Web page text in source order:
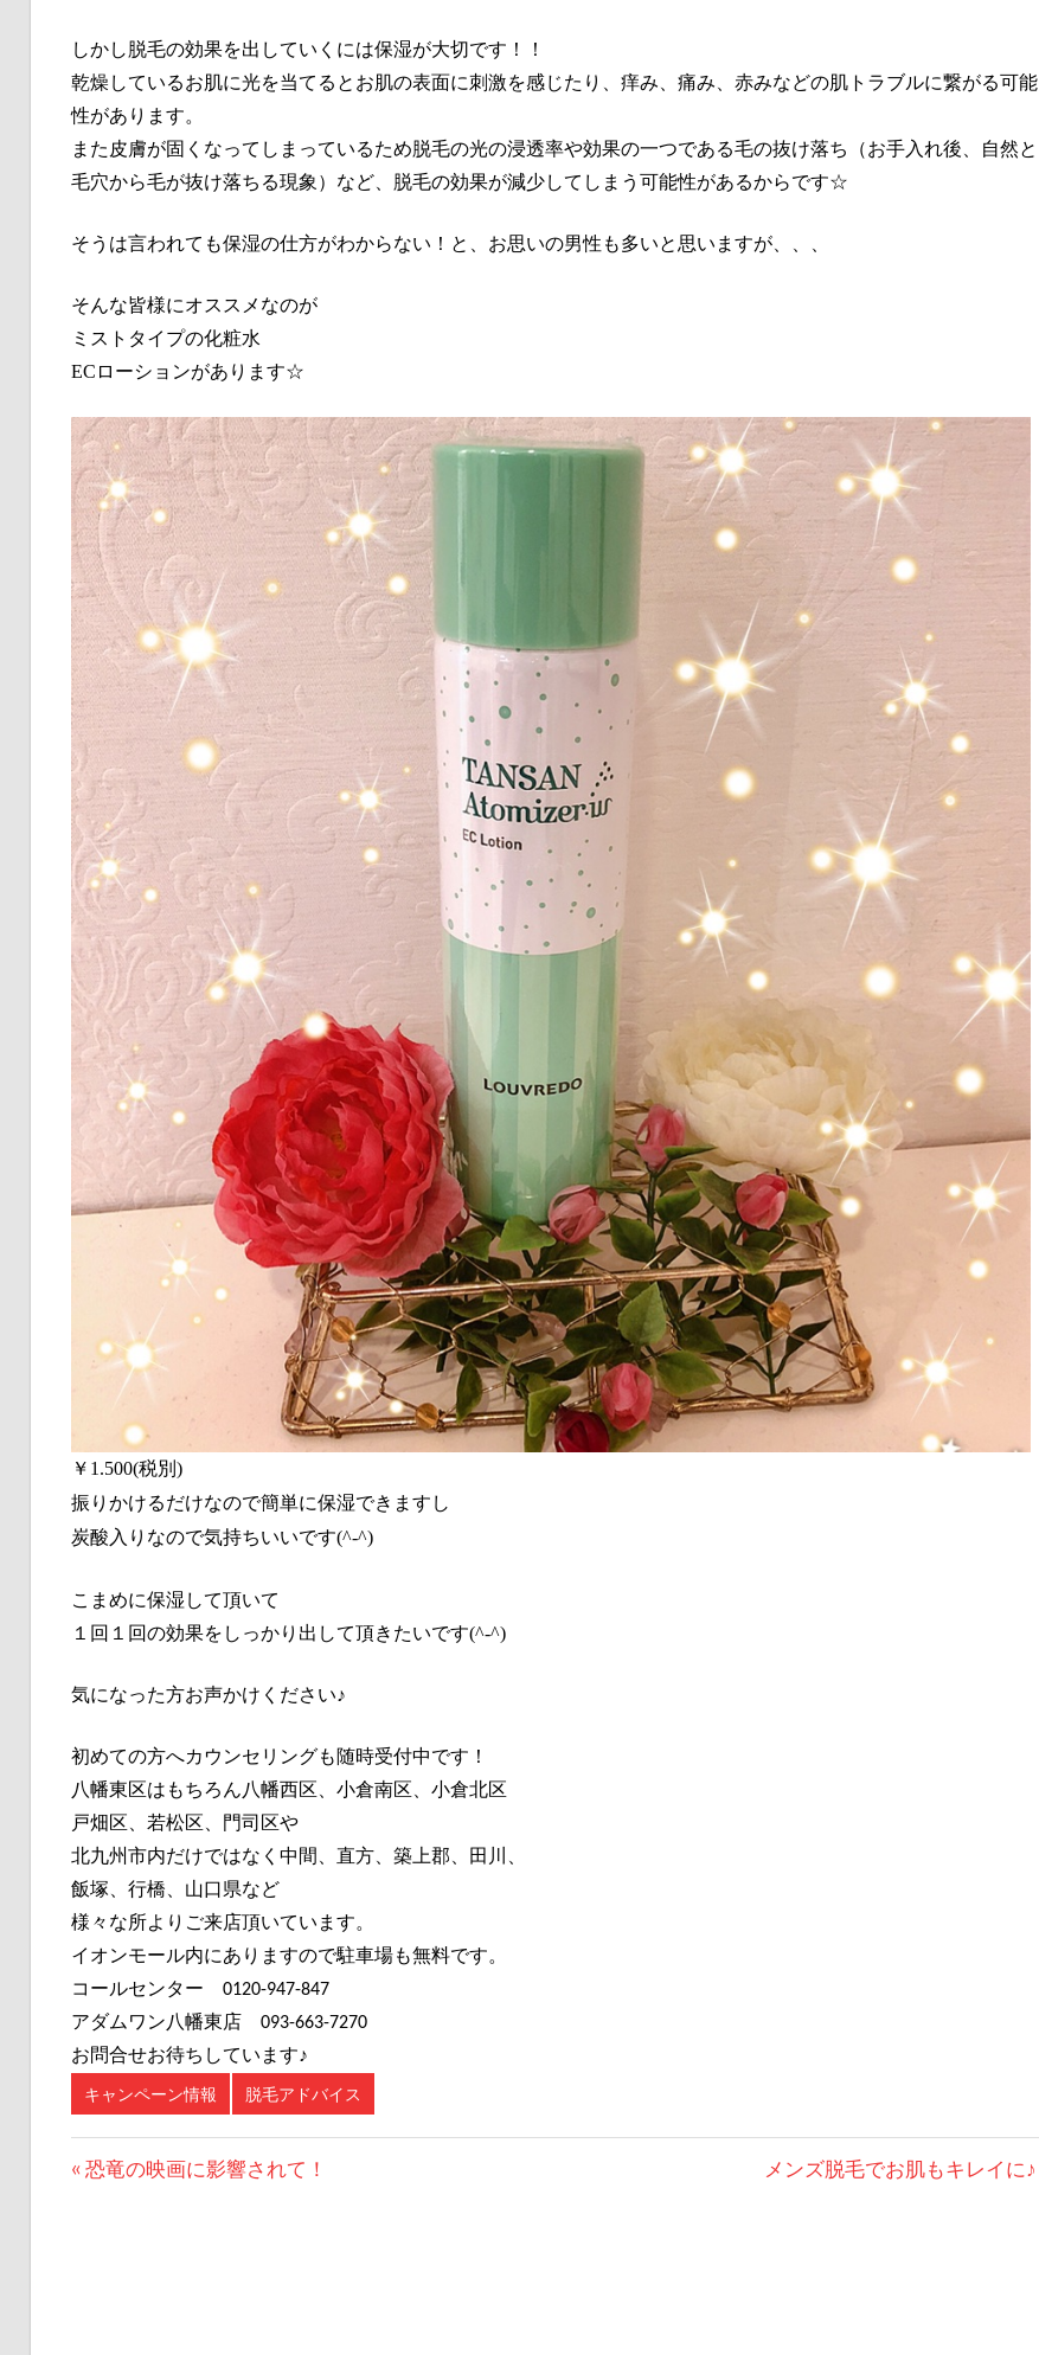
しかし脱毛の効果を出していくには保湿が大切です！！
乾燥しているお肌に光を当てるとお肌の表面に刺激を感じたり、痒み、痛み、赤みなどの肌トラブルに繋がる可能
性があります。
また皮膚が固くなってしまっているため脱毛の光の浸透率や効果の一つである毛の抜け落ち（お手入れ後、自然と
毛穴から毛が抜け落ちる現象）など、脱毛の効果が減少してしまう可能性があるからです☆
そうは言われても保湿の仕方がわからない！と、お思いの男性も多いと思いますが、、、
そんな皆様にオススメなのが
ミストタイプの化粧水
ECローションがあります☆
￥1.500(税別)
振りかけるだけなので簡単に保湿できますし
炭酸入りなので気持ちいいです(^-^)
こまめに保湿して頂いて
１回１回の効果をしっかり出して頂きたいです(^-^)
気になった方お声かけください♪
初めての方へカウンセリングも随時受付中です！
八幡東区はもちろん八幡西区、小倉南区、小倉北区
戸畑区、若松区、門司区や
北九州市内だけではなく中間、直方、築上郡、田川、
飯塚、行橋、山口県など
様々な所よりご来店頂いています。
イオンモール内にありますので駐車場も無料です。
コールセンター 0120-947-847
アダムワン八幡東店 093-663-7270
お問合せお待ちしています♪
キャンペーン情報 脱毛アドバイス
前
恐竜の映画に影響されて！
次
メンズ脱毛でお肌もキレイに♪